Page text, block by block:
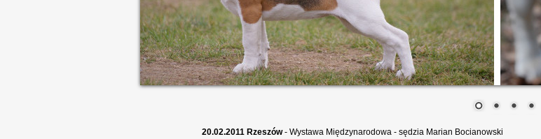
20.02.2011 Rzeszów- Wystawa Międzynarodowa - sędzia Marian Bocianowski